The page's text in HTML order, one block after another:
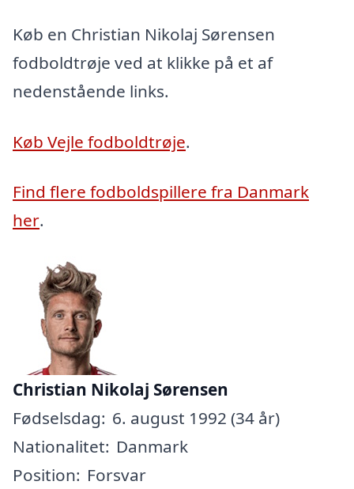
Køb en Christian Nikolaj Sørensen
fodboldtrøje ved at klikke på et af
nedenstående links.
Køb Vejle fodboldtrøje.
Find flere fodboldspillere fra Danmark
her.
Christian Nikolaj Sørensen
Fødselsdag: 6. august 1992 (34 år)
Nationalitet: Danmark
Position: Forsvar